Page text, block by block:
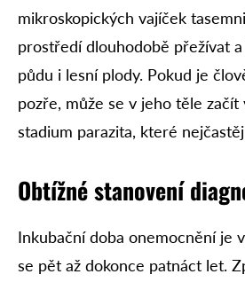
mikroskopických vajíček
prostředí dlouhodobě přežívat
půdu i lesní plody. Pokud je
pozře, může se v jeho těle
stadium parazita, které
Obtížné stanovení
Inkubační doba onemocnění je
se pět až dokonce patnáct let.